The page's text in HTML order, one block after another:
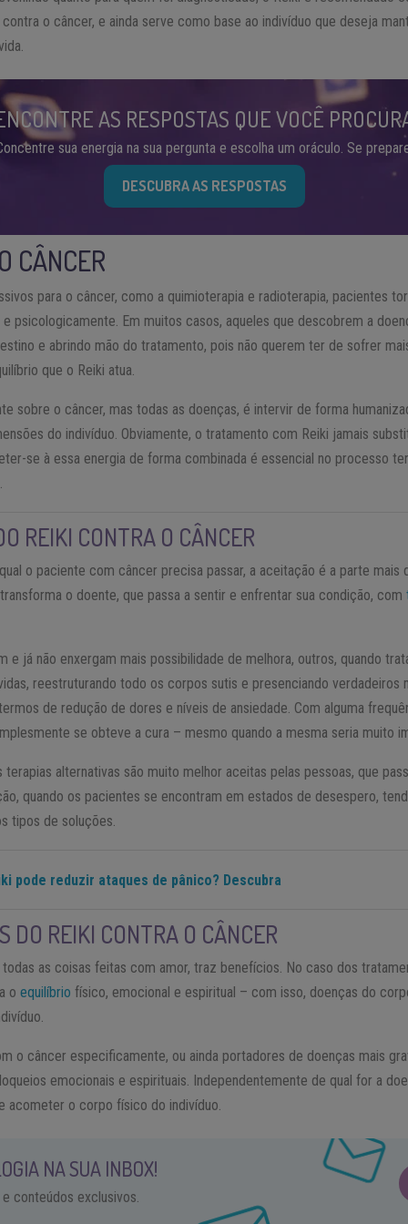
o câncer, e ainda serve como base ao indivíduo que deseja
AS RESPOSTAS QUE VOCÊ
sua energia na sua pergunta e escolha um oráculo. Se
DESCUBRA AS RESPOSTAS
CÂNCER
para o câncer, como a quimioterapia e radioterapia, pacientes
psicologicamente. Em muitos casos, aqueles que descobrem a
e abrindo mão do tratamento, pois não querem ter de sofrer
que o Reiki atua.
sobre o câncer, mas todas as doenças, é intervir de forma
do indivíduo. Obviamente, o tratamento com Reiki jamais
se à essa energia de forma combinada é essencial no processo
.
REIKI CONTRA O CÂNCER
o paciente com câncer precisa passar, a aceitação é a parte mais
o doente, que passa a sentir e enfrentar sua condição, com
e já não enxergam mais possibilidade de melhora, outros, quando
reestruturando todo os corpos sutis e presenciando verdadeiros
de redução de dores e níveis de ansiedade. Com alguma
se obteve a cura – mesmo quando a mesma seria muito
alternativas são muito melhor aceitas pelas pessoas, que
quando os pacientes se encontram em estados de desespero,
tipos de soluções.
pode reduzir ataques de pânico? Descubra
DO REIKI CONTRA O CÂNCER
as coisas feitas com amor, traz benefícios. No caso dos
oequilíbrio físico, emocional e espiritual – com isso, doenças do
o câncer especificamente, ou ainda portadores de doenças mais
emocionais e espirituais. Independentemente de qual for a
acometer o corpo físico do indivíduo.
NA SUA INBOX!
conteúdos exclusivos.